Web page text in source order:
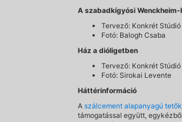
A szabadkígyósi
Tervező: Konkrét
Fotó: Balogh Csaba
Ház a dióligetben
Tervező: Konkrét
Fotó: Sirokai Levente
Háttérinformáció
A szálcement alapanyagú tetők
támogatással együtt,